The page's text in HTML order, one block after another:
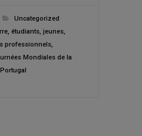
Uncategorized
, étudiants, jeunes,
professionnels,
Mondiales de la
Portugal